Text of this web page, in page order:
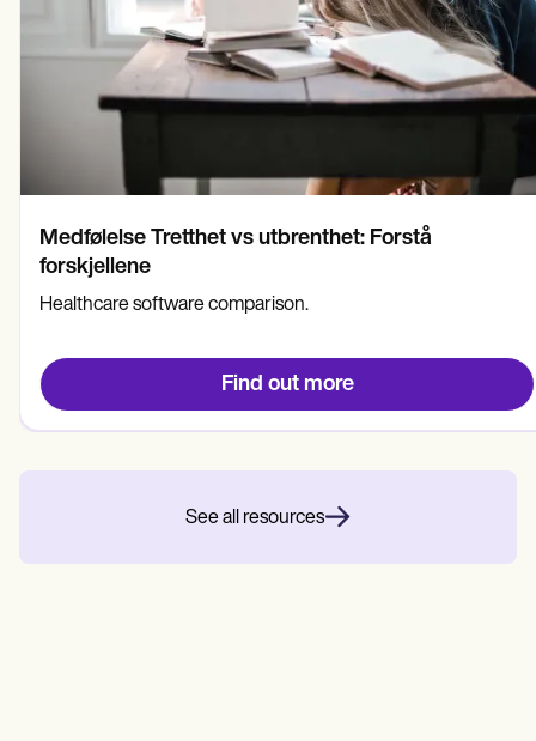
Medfølelse Tretthet vs utbrenthet: Forstå
forskjellene
Healthcare software comparison.
Find out more
See all resources